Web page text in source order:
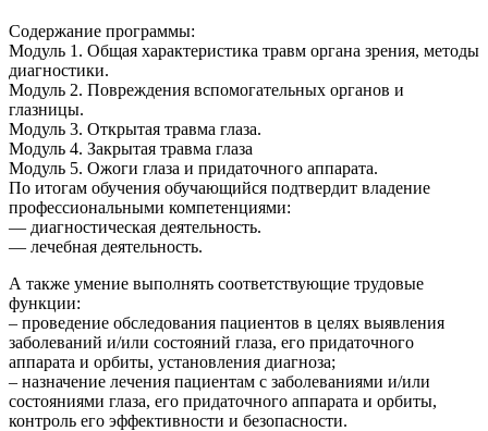
Содержание программы:
Модуль 1. Общая характеристика травм органа зрения, методы
диагностики.
Модуль 2. Повреждения вспомогательных органов и
глазницы.
Модуль 3. Открытая травма глаза.
Модуль 4. Закрытая травма глаза
Модуль 5. Ожоги глаза и придаточного аппарата.
По итогам обучения обучающийся подтвердит владение
профессиональными компетенциями:
— диагностическая деятельность.
— лечебная деятельность.
А также умение выполнять соответствующие трудовые
функции:
– проведение обследования пациентов в целях выявления
заболеваний и/или состояний глаза, его придаточного
аппарата и орбиты, установления диагноза;
– назначение лечения пациентам с заболеваниями и/или
состояниями глаза, его придаточного аппарата и орбиты,
контроль его эффективности и безопасности.